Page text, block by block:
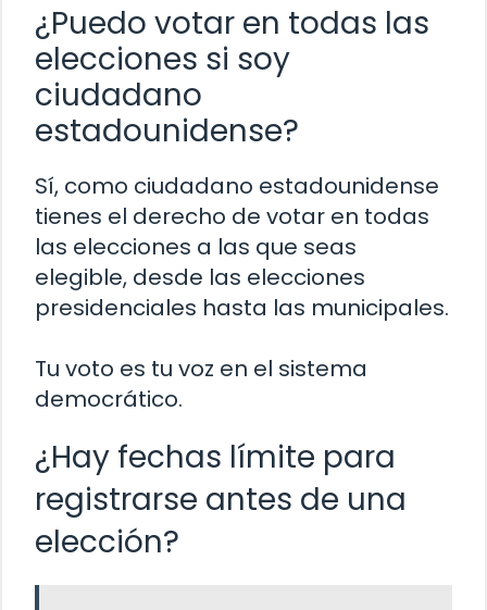
¿Puedo votar en todas las
elecciones si soy
ciudadano
estadounidense?
Sí, como ciudadano estadounidense
tienes el derecho de votar en todas
las elecciones a las que seas
elegible, desde las elecciones
presidenciales hasta las municipales.
Tu voto es tu voz en el sistema
democrático.
¿Hay fechas límite para
registrarse antes de una
elección?